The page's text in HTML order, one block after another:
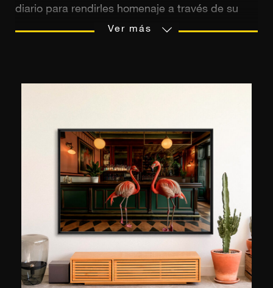
diario para rendirles homenaje a través de su
trabajo fotográfico. Nacida en Atenas, siente una
Universidad de Harvard. A partir de 2001 expuso
sus imágenes a nivel internacional y comenzó a
colaborar para las marcas Mercedes, Perrier,
Folli Follie, Hermès y Napapijri. Además de en
Londres, Nueva York y Mónaco, sus fotografías
se han presentado en el Museo de las Cícladas
en Grecia, el Museo del Louvre en París y el
Museo de Arte Hangaram en Corea. Marina
Vernicos fue la ganadora del Premio Sandro
Botticelli en el Palazzo Giucciardi Bongianna de
Ver más